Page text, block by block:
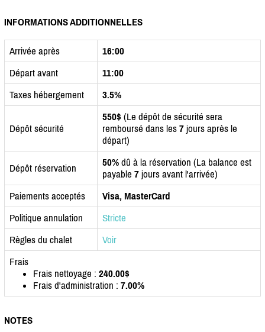
INFORMATIONS ADDITIONNELLES
Arrivée après
16:00
Départ avant
11:00
Taxes hébergement
3.5%
Dépôt sécurité
550$ (Le dépôt de sécurité sera
remboursé dans les 7 jours après le
départ)
Dépôt réservation 50% dû à la réservation (La balance est
payable 7 jours avant l'arrivée)
Paiements acceptés
Visa, MasterCard
Politique annulation
Stricte
Règles du chalet
Voir
Frais
Frais nettoyage : 240.00$
Frais d'administration : 7.00%
NOTES